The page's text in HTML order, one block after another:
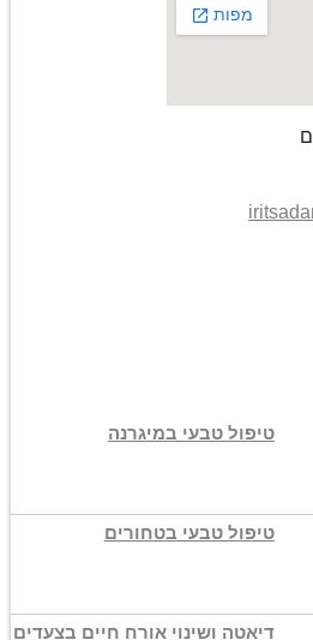
טיפול טבעי במיגרנה
טיפול טבעי בטחורים
דיאטה ושינוי אורח חיים בצעדים